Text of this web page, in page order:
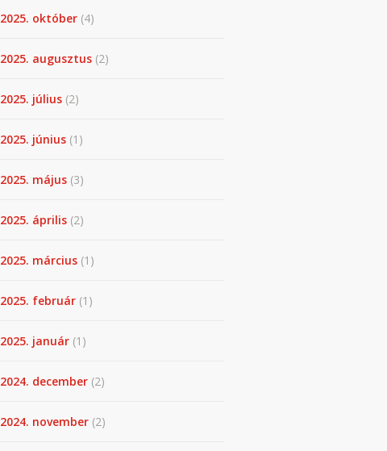
2025. október (4)
2025. augusztus (2)
2025. július (2)
2025. június (1)
2025. május (3)
2025. április (2)
2025. március (1)
2025. február (1)
2025. január (1)
2024. december (2)
2024. november (2)